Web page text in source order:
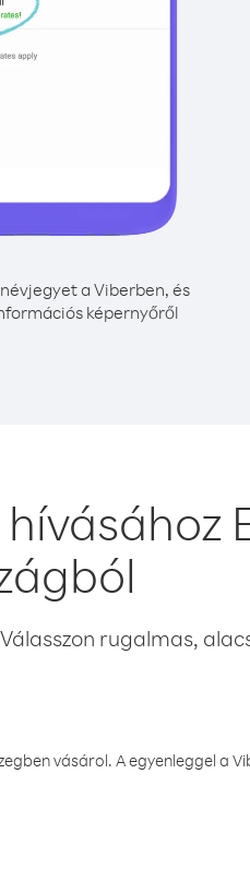
a Viberben, és
képernyőről
rugalmas,
vásárol. A egyenleggel a